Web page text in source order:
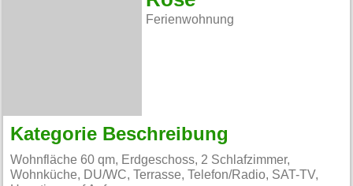
Ferienwohnung
Kategorie Beschreibung
Wohnfläche 60 qm, Erdgeschoss, 2 Schlafzimmer,
Wohnküche, DU/WC, Terrasse, Telefon/Radio, SAT-TV,